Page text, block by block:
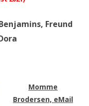
Freund
Momme
Brodersen, eMail